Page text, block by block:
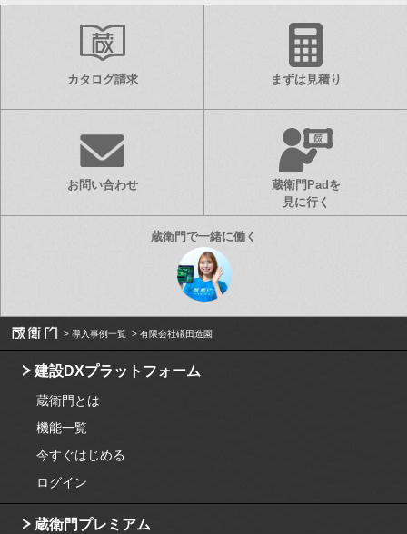
カタログ請求 まずは見積り
お問い合わせ
蔵衛門Padを
見に行く
導入事例一覧 有限会社礒田造園
建設DXプラットフォーム
蔵衛門とは
機能一覧
今すぐはじめる
ログイン
蔵衛門プレミアム